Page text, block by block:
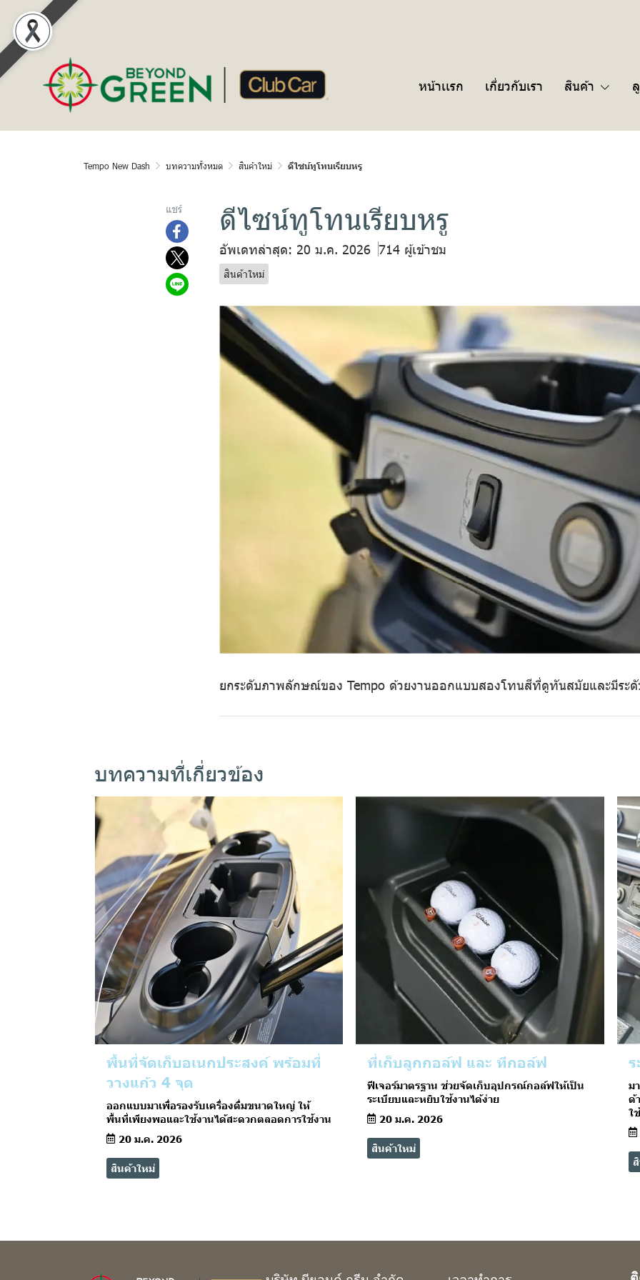
หน้าเเรก เกี่ยวกับเรา สินค้า
Tempo New Dash บทความทั้งหมด สินค้าใหม่ ดีไซน์ทูโทนเรียบหรู
แชร์ ดีไซน์ทูโทนเรียบหรู
อัพเดทล่าสุด: 20 ม.ค. 2026 714 ผู้เข้าชม
สินค้าใหม่
ยกระดับภาพลักษณ์ของ Tempo ด้วยงานออกแบบสองโทนสีที่ดูทันสมัยและมีระ
บทความที่เกี่ยวข้อง
พื้นที่จัดเก็บอเนกประสงค์ พร้อมที่
วางแก้ว 4 จุด
ออกแบบมาเพื่อรองรับเครื่องดื่มขนาดใหญ่ ให้
พื้นที่เพียงพอและใช้งานได้สะดวกตลอดการใช้งาน
20 ม.ค. 2026
สินค้าใหม่
ที่เก็บลูกกอล์ฟ และ ทีกอล์ฟ
ฟีเจอร์มาตรฐาน ช่วยจัดเก็บอุปกรณ์กอล์ฟให้เป็น
ระเบียบและหยิบใช้งานได้ง่าย
20 ม.ค. 2026
สินค้าใหม่
ม
ด้
ใ